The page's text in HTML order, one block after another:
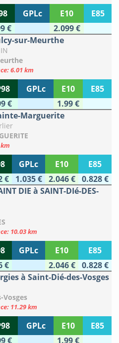
GPLc E10
E85
€
2.099 €
sur-Meurthe
6.01 km
GPLc E10
E85
€
1.99 €
Marguerite
GPLc E10
E85
€ 1.035 € 2.046 €
0.828 €
DIE à SAINT-DIé-DES-
10.03 km
GPLc E10
E85
€ 2.046 €
0.828 €
à Saint-Dié-des-Vosges
Vosges
11.29 km
GPLc E10
E85
€
1.99 €